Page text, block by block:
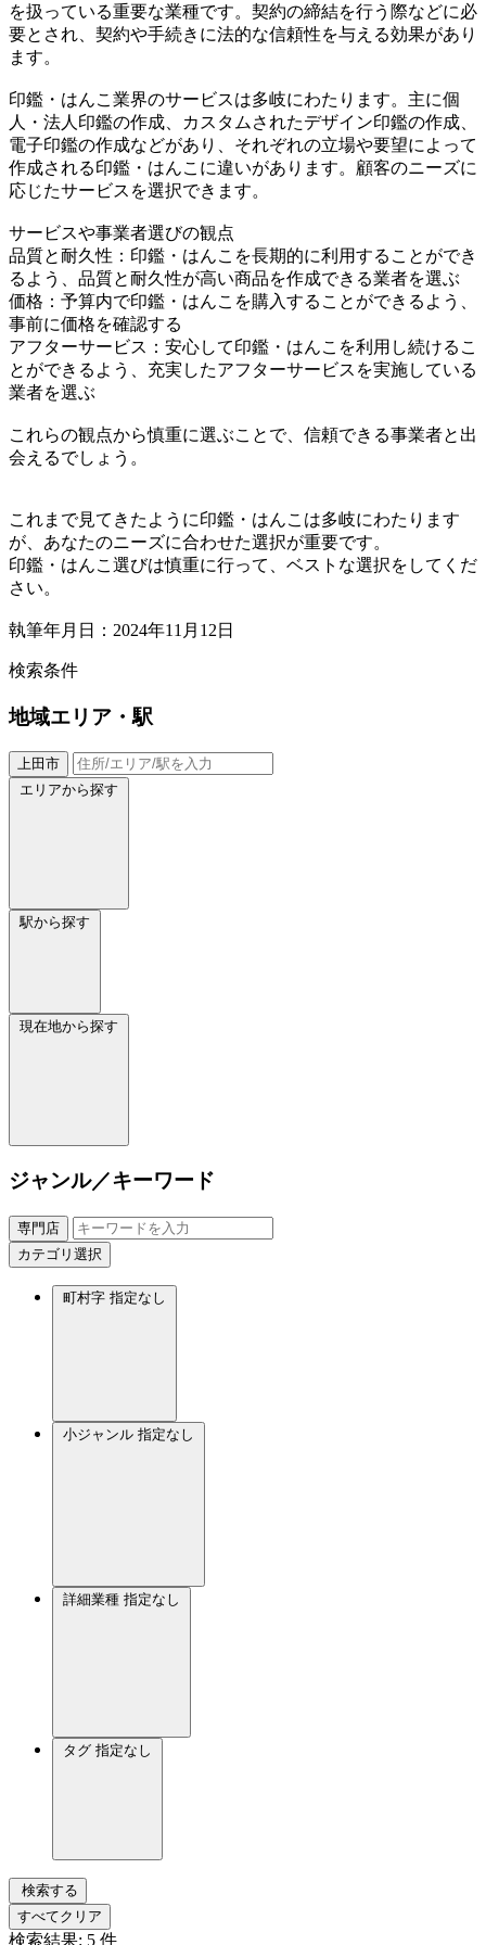
を扱っている重要な業種です。契約の締結を行う際などに必
要とされ、契約や手続きに法的な信頼性を与える効果があり
ます。
印鑑・はんこ業界のサービスは多岐にわたります。主に個
人・法人印鑑の作成、カスタムされたデザイン印鑑の作成、
電子印鑑の作成などがあり、それぞれの立場や要望によって
作成される印鑑・はんこに違いがあります。顧客のニーズに
応じたサービスを選択できます。
サービスや事業者選びの観点
品質と耐久性：印鑑・はんこを長期的に利用することができ
るよう、品質と耐久性が高い商品を作成できる業者を選ぶ
価格：予算内で印鑑・はんこを購入することができるよう、
事前に価格を確認する
アフターサービス：安心して印鑑・はんこを利用し続けるこ
とができるよう、充実したアフターサービスを実施している
業者を選ぶ
これらの観点から慎重に選ぶことで、信頼できる事業者と出
会えるでしょう。
これまで見てきたように印鑑・はんこは多岐にわたります
が、あなたのニーズに合わせた選択が重要です。
印鑑・はんこ選びは慎重に行って、ベストな選択をしてくだ
さい。
執筆年月日：2024年11月12日
検索条件
地域エリア・駅
上田市
エリアから探す
駅から探す
現在地から探す
ジャンル／キーワード
専門店
カテゴリ選択
町村字 指定なし
小ジャンル 指定なし
詳細業種 指定なし
タグ 指定なし
検索する
すべてクリア
検索結果: 5 件